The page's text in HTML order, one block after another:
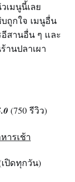
เมนูนี้เลย
ถูกใจ เมนูอื่น
อีสานอื่น ๆ และ
านปลาเผา
(750 รีวิว)
ารเช้า
เปิดทุกวัน)